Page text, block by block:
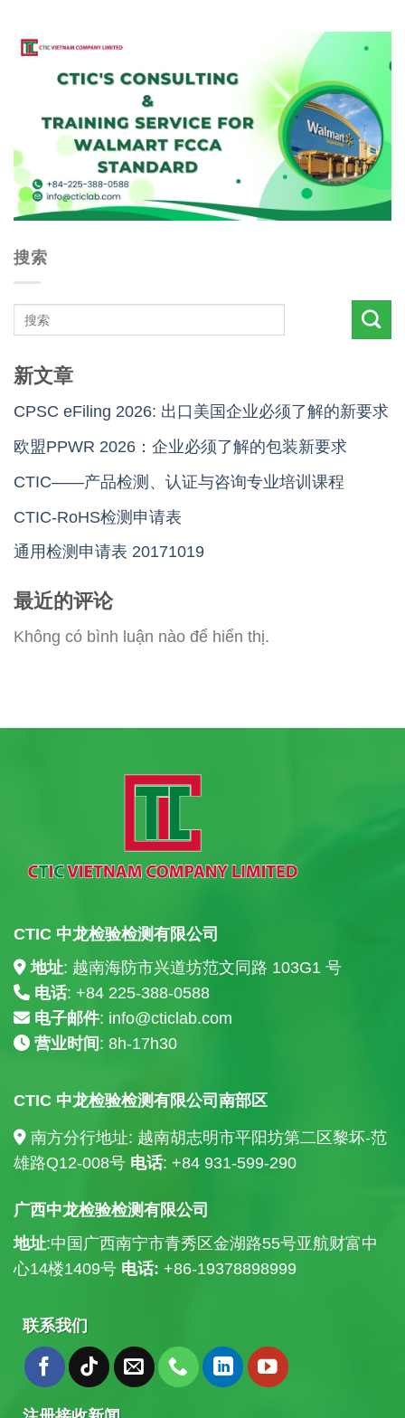
搜索
新文章
CPSC eFiling 2026: 出口美国企业必须了解的新要求
欧盟PPWR 2026：企业必须了解的包装新要求
CTIC——产品检测、认证与咨询专业培训课程
CTIC-RoHS检测申请表
通用检测申请表 20171019
最近的评论
Không có bình luận nào để hiển thị.
CTIC 中龙检验检测有限公司
地址: 越南海防市兴道坊范文同路 103G1 号
电话: +84 225-388-0588
电子邮件: info@cticlab.com
营业时间 : 8h-17h30
CTIC 中龙检验检测有限公司南部区
南方分行地址: 越南胡志明市平阳坊第二区黎坏-范
雄路Q12-008号 电话: +84 931-599-290
广西中龙检验检测有限公司
地址:中国广西南宁市青秀区金湖路55号亚航财富中
心14楼1409号 电话: +86-19378898999
联系我们